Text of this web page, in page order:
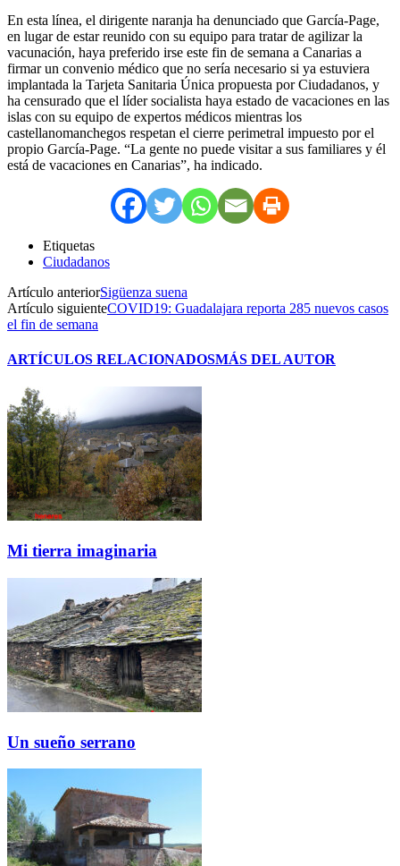
En esta línea, el dirigente naranja ha denunciado que García-Page,
en lugar de estar reunido con su equipo para tratar de agilizar la
vacunación, haya preferido irse este fin de semana a Canarias a
firmar un convenio médico que no sería necesario si ya estuviera
implantada la Tarjeta Sanitaria Única propuesta por Ciudadanos, y
ha censurado que el líder socialista haya estado de vacaciones en las
islas con su equipo de expertos médicos mientras los
castellanomanchegos respetan el cierre perimetral impuesto por el
propio García-Page. “La gente no puede visitar a sus familiares y él
está de vacaciones en Canarias”, ha indicado.
Etiquetas
Ciudadanos
Artículo anteriorSigüenza suena
Artículo siguienteCOVID19: Guadalajara reporta 285 nuevos casos
el fin de semana
ARTÍCULOS RELACIONADOSMÁS DEL AUTOR
Mi tierra imaginaria
Un sueño serrano